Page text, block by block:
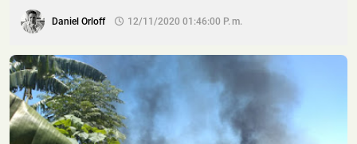
Daniel Orloff 12/11/2020 01:46:00 P. M.